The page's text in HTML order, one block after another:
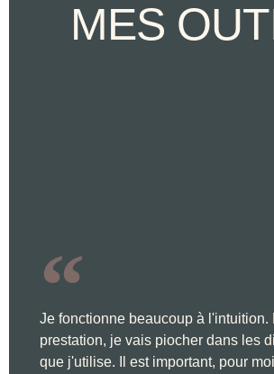
MES
Je fonctionne beaucoup à l'intuition.
prestation, je vais piocher dans les
que j'utilise. Il est important, pour